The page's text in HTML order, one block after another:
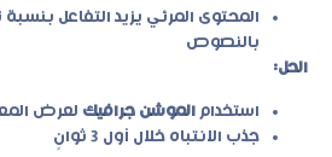
المحتوى المرئي يزيد التفاعل
بالنصوص
الحل:
استخدام الموشن جرافيك لعرض
جذب الانتباه خلال أول 3 ثوانٍ